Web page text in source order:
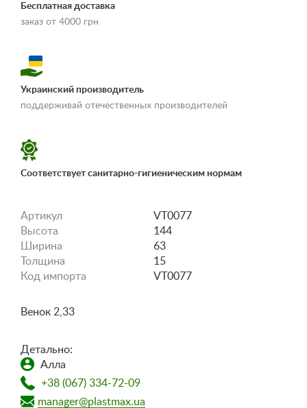
Бесплатная доставка
заказ от 4000 грн
доставки и оплаты»
Украинский производитель
поддерживай отечественных производителей
Соответствует санитарно-гигиеническим нормам
Артикул
VT0077
Высота
144
Ширина
63
Толщина
15
Код импорта
VT0077
Венок 2,33
Детально:
Алла
+38 (067) 334-72-09
manager@plastmax.ua